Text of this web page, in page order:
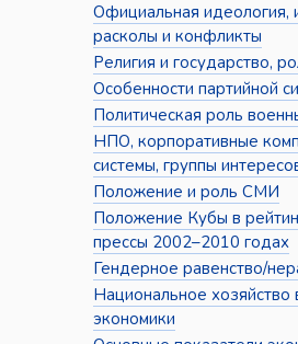
Официальная идеология,
расколы и конфликты
Религия и государство,
Особенности партийной
Политическая роль
НПО, корпоративные
системы, группы
Положение и роль СМИ
Положение Кубы в
прессы 2002–2010 годах
Гендерное равенство/
Национальное хозяйство
экономики